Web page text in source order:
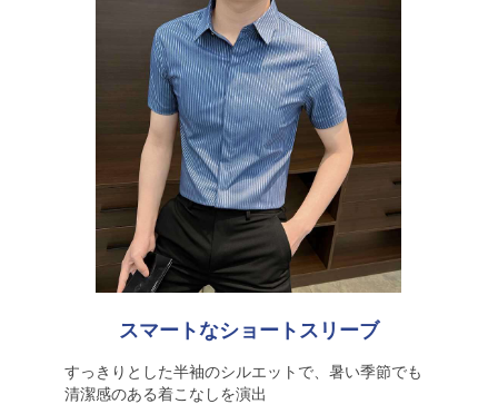
スマートなショートスリーブ
すっきりとした半袖のシルエットで、暑い季節でも
清潔感のある着こなしを演出